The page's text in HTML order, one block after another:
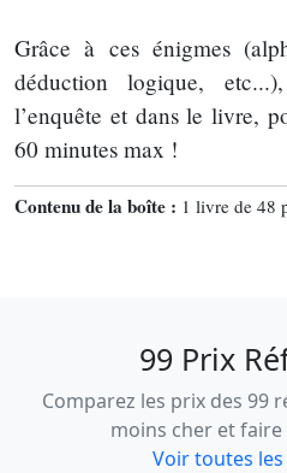
Grâce à ces énigmes
déduction logique,
l’enquête et dans le livre,
60 minutes max !
Contenu de la boîte : 1 livre de 48
99 Prix
Comparez les prix des 99
moins cher et faire
Voir toutes